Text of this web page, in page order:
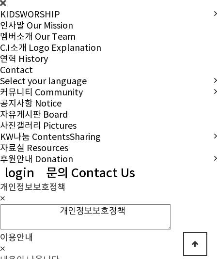
KIDSWORSHIP
인사말 Our Mission
멤버소개 Our Team
C.I소개 Logo Explanation
연혁 History
Contact
Select your language
커뮤니티 Community
공지사항 Notice
자유게시판 Board
사진갤러리 Pictures
KW나눔 ContentsSharing
자료실 Resources
후원안내 Donation
login 문의 Contact Us
개인정보보호정책
×
이용안내
×